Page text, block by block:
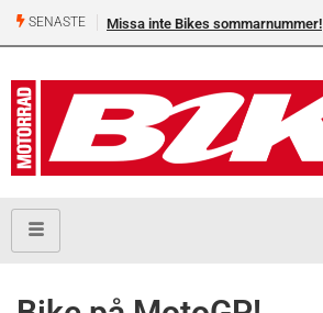
SENASTE Missa inte Bikes sommarnummer!